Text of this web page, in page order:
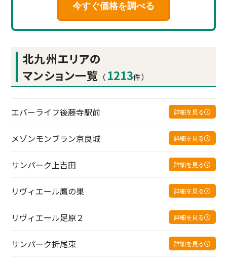
今すぐ価格を調べる
北九州エリアの
マンション一覧 （ 1213件）
エバーライフ後藤寺駅前 詳細を見る
メゾンモンブラン京良城 詳細を見る
サンパーク上吉田 詳細を見る
リヴィエール鷹の巣 詳細を見る
リヴィエール足原２ 詳細を見る
サンパーク折尾東 詳細を見る